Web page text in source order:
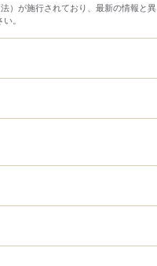
）が施行されており、最新の情報と異
。